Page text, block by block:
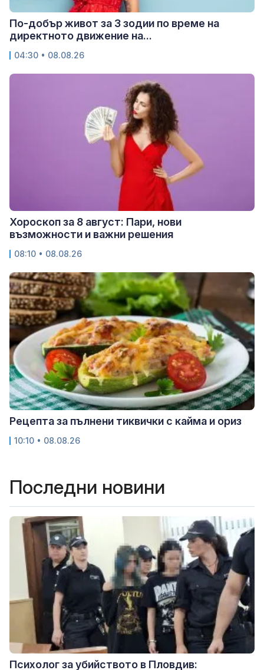
По-добър живот за 3 зодии по време на
директното движение на...
04:30 • 08.08.26
Хороскоп за 8 август: Пари, нови
възможности и важни решения
08:10 • 08.08.26
Рецепта за пълнени тиквички с кайма и ориз
10:10 • 08.08.26
Последни новини
Психолог за убийството в Пловдив: